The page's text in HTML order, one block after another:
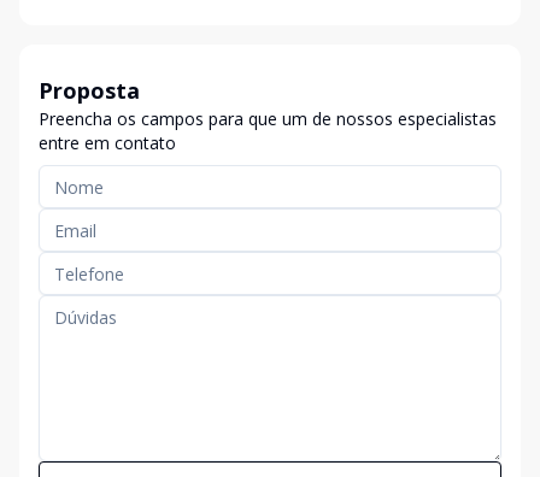
Proposta
Preencha os campos para que um de nossos especialistas
entre em contato